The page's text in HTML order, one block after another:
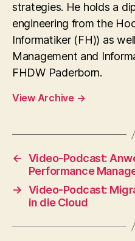
strategies. He holds a
engineering from the
Informatiker (FH)) as
Management and
FHDW Paderborn.
View Archive →
← Video-Podcast:
Performance
→ Video-Podcast:
in die Cloud